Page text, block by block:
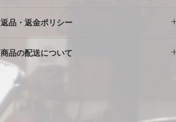
※強風での使用の注意
風の時は、ホイール部分に布団を干す時に使用する大型
の洗濯ばさみを併用する等の工夫をしていただくとより
安全に使用できます。
※完全防水にはしていません。
カバーには防水・撥水加工をしていますが、完全防水で
はありません。ビニール生地やテント生地などの完全防
水生地を使用すると、地面からの湿気でボディが錆てし
返品・返金ポリシー
返品返金は対応できません。事前にカスタム等ご相談い
ただいた車両で、極端にサイズが小さい・大きい等の初
期不良に関しては別途商品に交換させて頂きます。
商品の配送について
本州一律1500円
北海道・沖縄・離島は2000円
発送はゆうパックでの発送になります。土日祝・年末年
始の発送は出来ません。